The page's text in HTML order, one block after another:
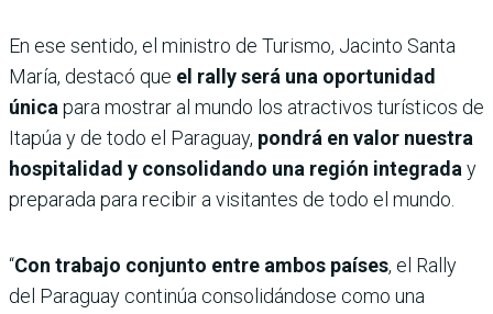
En ese sentido, el ministro de Turismo, Jacinto Santa
María, destacó que el rally será una oportunidad
únicapara mostrar al mundo los atractivos turísticos de
Itapúa y de todo el Paraguay, pondrá en valor nuestra
hospitalidad y consolidando una región integraday
preparada para recibir a visitantes de todo el mundo.
“Con trabajo conjunto entre ambos países, el Rally
del Paraguay continúa consolidándose como una